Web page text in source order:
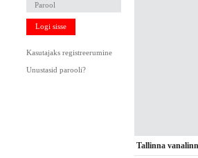
Logi sisse
Kasutajaks registreerumine
Unustasid parooli?
Tallinna vanalinn